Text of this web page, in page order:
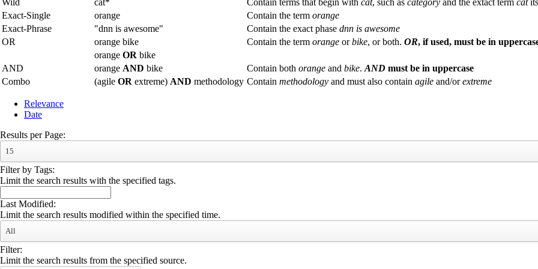
Wild
cat* Contain terms that begin with cat, such as category and the extact term cat
Exact-Single
orange Contain the term orange
Exact-Phrase
"dnn is awesome" Contain the exact phase dnn is awesome
OR
orange bike Contain the term orange orbike, or both. OR, if used, must be in
orange OR bike
AND
orange AND bike Contain both orange and bike. AND must be in uppercase
Combo
(agile OR extreme) AND methodology Contain methodology and must also contain agile and/orextreme
Relevance
Date
Results per Page:
15
Filter by Tags:
Limit the search results with the specified tags.
Last Modified:
Limit the search results modified within the specified time.
All
Filter:
Limit the search results from the specified source.